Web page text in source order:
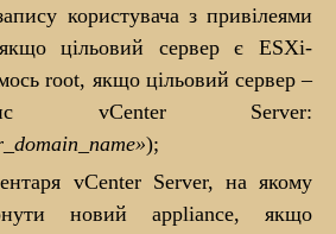
користувача з привілеями
(якщо цільовий сервер є ESXi-
root, якщо цільовий сервер –
vCenter Server:
);
vCenter Server, на якому
новий appliance, якщо